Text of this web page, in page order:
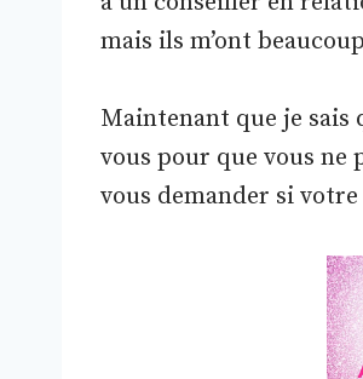
mais ils m’ont
Maintenant que je sais
vous pour que vous ne
vous demander si